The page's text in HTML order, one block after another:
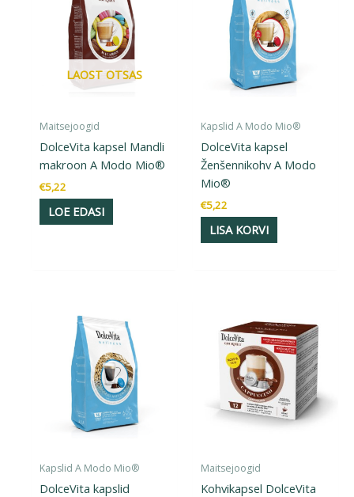
LAOST OTSAS
Maitsejoogid
DolceVita kapsel Mandli
makroon A Modo Mio®
€5,22
LOE EDASI
Kapslid A Modo Mio®
DolceVita kapsel
Ženšennikohv A Modo
Mio®
€5,22
LISA KORVI
Kapslid A Modo Mio®
DolceVita kapslid
Maitsejoogid
Kohvikapsel DolceVita